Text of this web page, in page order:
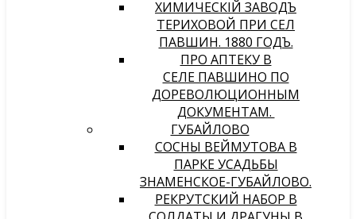
ХИМИЧЕСКIЙ ЗАВОДЪ
ТЕРИХОВОЙ ПРИ СЕЛѢ
ПАВШИНѢ. 1880 ГОДЪ.
ПРО АПТЕКУ В
СЕЛЕ ПАВШИНО ПО
ДОРЕВОЛЮЦИОННЫМ
ДОКУМЕНТАМ.
ГУБАЙЛОВО
СОСНЫ ВЕЙМУТОВА В
ПАРКЕ УСАДЬБЫ
ЗНАМЕНСКОЕ-ГУБАЙЛОВО.
РЕКРУТСКИЙ НАБОР В